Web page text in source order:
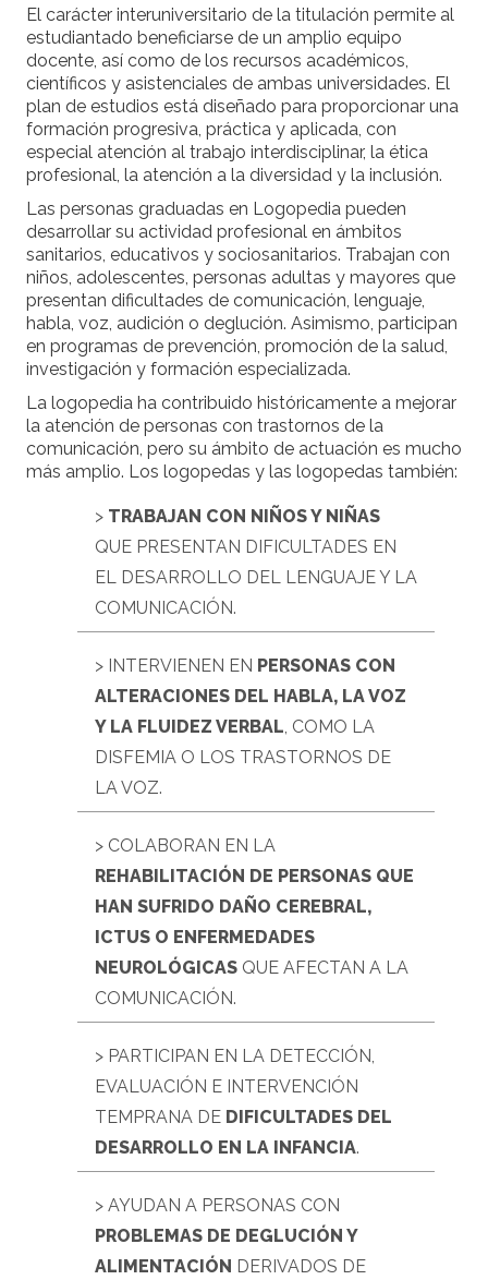
El carácter interuniversitario de la titulación permite al
estudiantado beneficiarse de un amplio equipo
docente, así como de los recursos académicos,
científicos y asistenciales de ambas universidades. El
plan de estudios está diseñado para proporcionar una
formación progresiva, práctica y aplicada, con
especial atención al trabajo interdisciplinar, la ética
profesional, la atención a la diversidad y la inclusión.
Las personas graduadas en Logopedia pueden
desarrollar su actividad profesional en ámbitos
sanitarios, educativos y sociosanitarios. Trabajan con
niños, adolescentes, personas adultas y mayores que
presentan dificultades de comunicación, lenguaje,
habla, voz, audición o deglución. Asimismo, participan
en programas de prevención, promoción de la salud,
investigación y formación especializada.
La logopedia ha contribuido históricamente a mejorar
la atención de personas con trastornos de la
comunicación, pero su ámbito de actuación es mucho
más amplio. Los logopedas y las logopedas también:
> TRABAJAN CON NIÑOS Y NIÑAS
QUE PRESENTAN DIFICULTADES EN
EL DESARROLLO DEL LENGUAJE Y LA
COMUNICACIÓN.
> INTERVIENEN EN PERSONAS CON
ALTERACIONES DEL HABLA, LA VOZ
Y LA FLUIDEZ VERBAL, COMO LA
DISFEMIA O LOS TRASTORNOS DE
LA VOZ.
> COLABORAN EN LA
REHABILITACIÓN DE PERSONAS QUE
HAN SUFRIDO DAÑO CEREBRAL,
ICTUS O ENFERMEDADES
NEUROLÓGICAS QUE AFECTAN A LA
COMUNICACIÓN.
> PARTICIPAN EN LA DETECCIÓN,
EVALUACIÓN E INTERVENCIÓN
TEMPRANA DE DIFICULTADES DEL
DESARROLLO EN LA INFANCIA.
> AYUDAN A PERSONAS CON
PROBLEMAS DE DEGLUCIÓN Y
ALIMENTACIÓN DERIVADOS DE